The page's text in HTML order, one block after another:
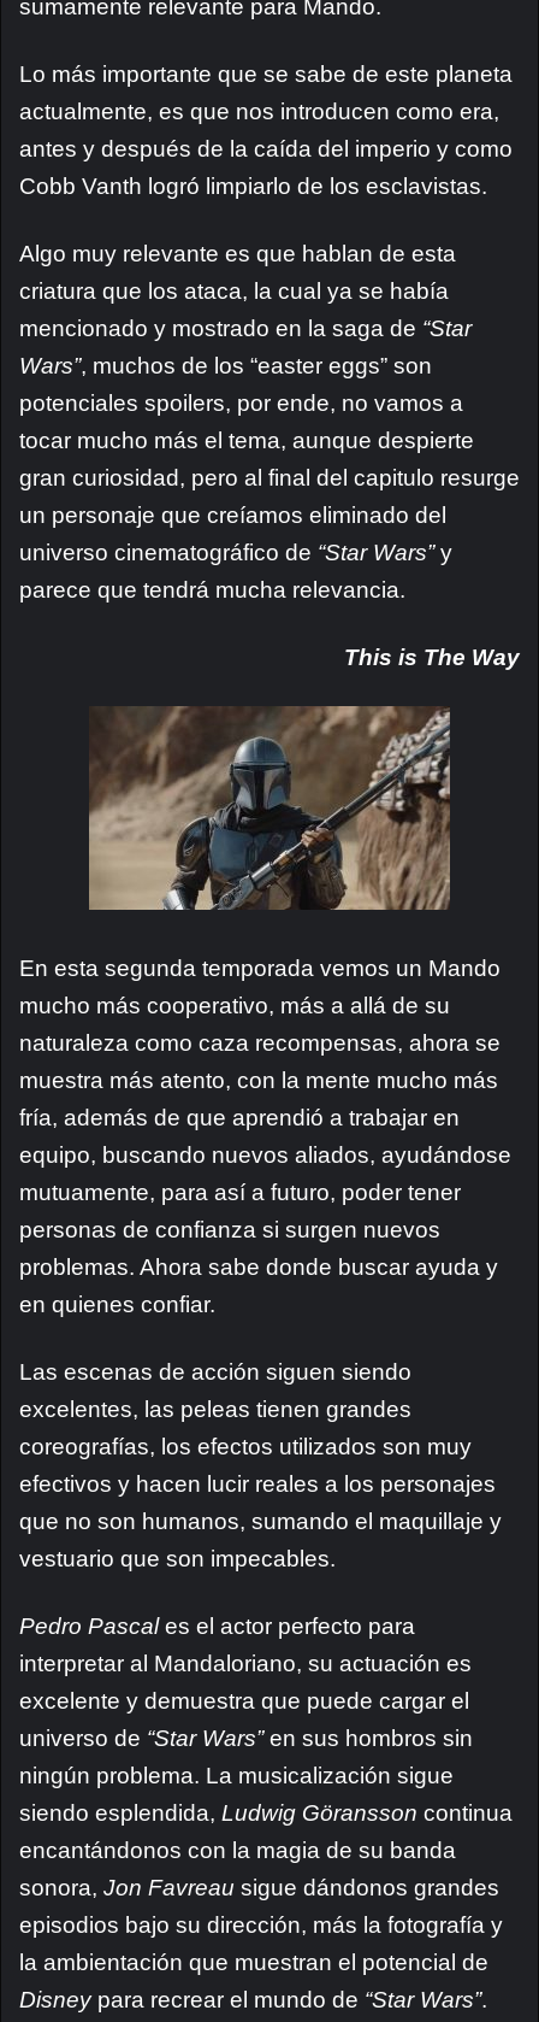
sumamente relevante para Mando.
Lo más importante que se sabe de este planeta
actualmente, es que nos introducen como era,
antes y después de la caída del imperio y como
Cobb Vanth logró limpiarlo de los esclavistas.
Algo muy relevante es que hablan de esta
criatura que los ataca, la cual ya se había
mencionado y mostrado en la saga de “Star
Wars”, muchos de los “easter eggs” son
potenciales spoilers, por ende, no vamos a
tocar mucho más el tema, aunque despierte
gran curiosidad, pero al final del capitulo resurge
un personaje que creíamos eliminado del
universo cinematográfico de “Star Wars”y
parece que tendrá mucha relevancia.
This is The Way
En esta segunda temporada vemos un Mando
mucho más cooperativo, más a allá de su
naturaleza como caza recompensas, ahora se
muestra más atento, con la mente mucho más
fría, además de que aprendió a trabajar en
equipo, buscando nuevos aliados, ayudándose
mutuamente, para así a futuro, poder tener
personas de confianza si surgen nuevos
problemas. Ahora sabe donde buscar ayuda y
en quienes confiar.
Las escenas de acción siguen siendo
excelentes, las peleas tienen grandes
coreografías, los efectos utilizados son muy
efectivos y hacen lucir reales a los personajes
que no son humanos, sumando el maquillaje y
vestuario que son impecables.
Pedro Pascales el actor perfecto para
interpretar al Mandaloriano, su actuación es
excelente y demuestra que puede cargar el
universo de “Star Wars”en sus hombros sin
ningún problema. La musicalización sigue
siendo esplendida, Ludwig Göransson continua
encantándonos con la magia de su banda
sonora, Jon Favreau sigue dándonos grandes
episodios bajo su dirección, más la fotografía y
la ambientación que muestran el potencial de
Disneypara recrear el mundo de “Star Wars”.